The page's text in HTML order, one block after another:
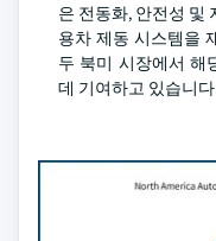
은 전동화, 안전성 및
용차 제동 시스템을
두 북미 시장에서 해
데 기여하고 있습니